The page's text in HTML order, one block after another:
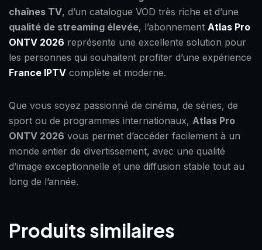
chaînes TV, d’un catalogue VOD très riche et d’une
qualité de streaming élevée, l’abonnement Atlas Pro
ONTV 2026 représente une excellente solution pour
les personnes qui souhaitent profiter d’une expérience
France IPTV complète et moderne.
Que vous soyez passionné de cinéma, de séries, de
sport ou de programmes internationaux, Atlas Pro
ONTV 2026 vous permet d’accéder facilement à un
monde entier de divertissement, avec une qualité
d’image exceptionnelle et une diffusion stable tout au
long de l’année.
Produits similaires